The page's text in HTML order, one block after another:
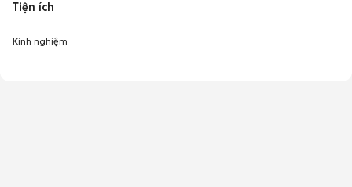
Tiện ích
Kinh nghiệm